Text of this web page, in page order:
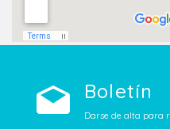
Boletín
Darse de alta para